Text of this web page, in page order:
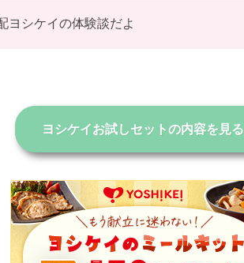
ヨシケイの体験談だよ
ヨシケイお試しセットの内容を見る